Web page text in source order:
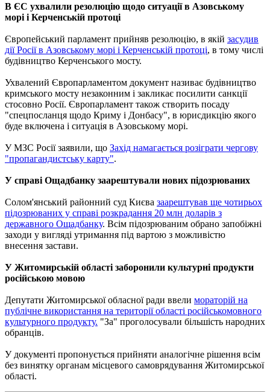
В ЄС ухвалили резолюцію щодо ситуації в Азовському
морі і Керченській протоці
Європейський парламент прийняв резолюцію, в якій засудив
дії Росії в Азовському морі і Керченській протоці, в тому числі
будівництво Керченського мосту.
Ухвалений Європарламентом документ називає будівництво
кримського мосту незаконним і закликає посилити санкції
стосовно Росії. Європарламент також створить посаду
"спецпосланця щодо Криму і Донбасу", в юрисдикцію якого
буде включена і ситуація в Азовському морі.
У МЗС Росії заявили, що Захід намагається розіграти чергову
"пропагандистську карту".
У справі Ощадбанку заарештували нових підозрюваних
Солом'янський районний суд Києва заарештував ще чотирьох
підозрюваних у справі розкрадання 20 млн доларів з
державного Ощадбанку. Всім підозрюваним обрано запобіжні
заходи у вигляді утримання під вартою з можливістю
внесення застави.
У Житомирській області заборонили культурні продукти
російською мовою
Депутати Житомирської обласної ради ввели мораторій на
публічне використання на території області російськомовного
культурного продукту. "За" проголосували більшість народних
обранців.
У документі пропонується прийняти аналогічне рішення всім
без винятку органам місцевого самоврядування Житомирської
області.